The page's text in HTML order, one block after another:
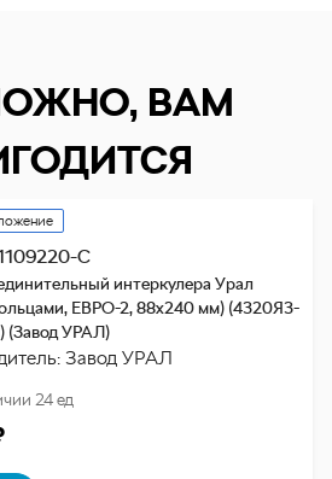
ВАМ
С
интеркулера Урал
ЕВРО-2, 88х240 мм) (4320Я3-
(Завод УРАЛ)
Завод УРАЛ
24 ед